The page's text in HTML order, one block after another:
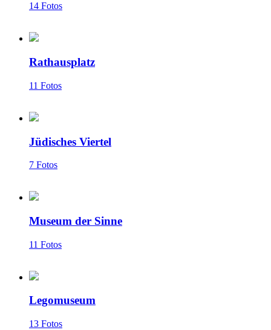
14 Fotos
Rathausplatz
11 Fotos
Jüdisches Viertel
7 Fotos
Museum der Sinne
11 Fotos
Legomuseum
13 Fotos